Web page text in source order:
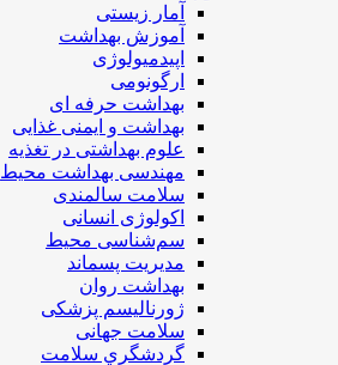
آمار زیستی
آموزش بهداشت
اپیدمیولوژی
ارگونومی
بهداشت حرفه ای
بهداشت و ایمنی غذایی
علوم بهداشتی در تغذیه
مهندسی بهداشت محيط
سلامت سالمندی
اکولوژی انسانی
سم‌شناسی محیط
مدیریت پسماند
بهداشت روان
ژورنالیسم پزشکی
سلامت جهانی
گردشگري سلامت